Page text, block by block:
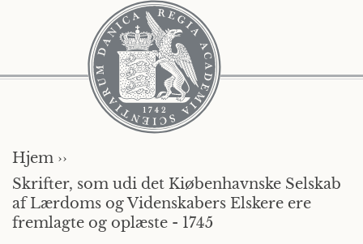
Hjem ››
Skrifter, som udi det Kiøbenhavnske Selskab
af Lærdoms og Videnskabers Elskere ere
fremlagte og oplæste - 1745